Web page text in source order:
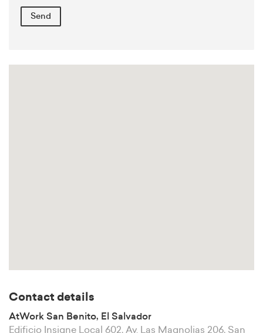
Send
Contact details
AtWork San Benito, El Salvador
Edificio Insigne Local 602, Av. Las Magnolias 206, San